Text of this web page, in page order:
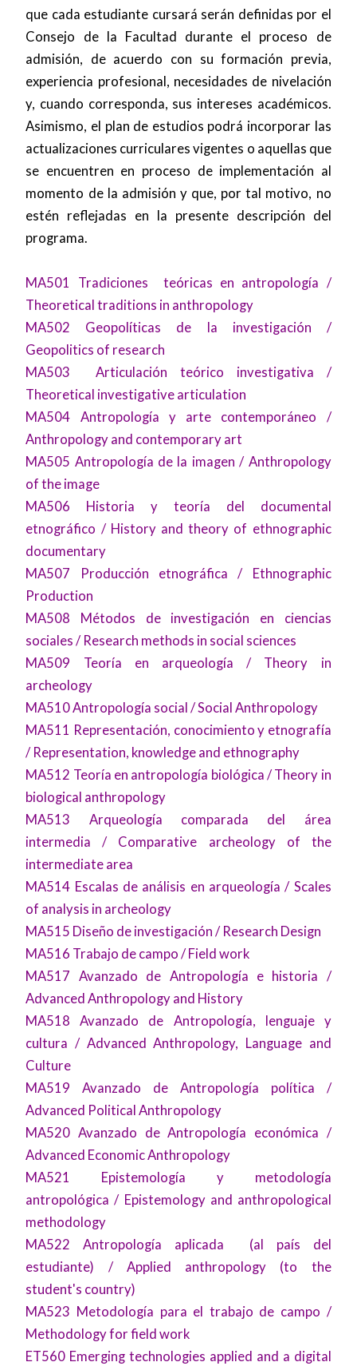
que cada estudiante cursará serán definidas por el
Consejo de la Facultad durante el proceso de
admisión, de acuerdo con su formación previa,
experiencia profesional, necesidades de nivelación
y, cuando corresponda, sus intereses académicos.
Asimismo, el plan de estudios podrá incorporar las
actualizaciones curriculares vigentes o aquellas que
se encuentren en proceso de implementación al
momento de la admisión y que, por tal motivo, no
estén reflejadas en la presente descripción del
programa.
MA501 Tradiciones teóricas en antropología /
Theoretical traditions in anthropology
MA502 Geopolíticas de la investigación /
Geopolitics of research
MA503 Articulación teórico investigativa /
Theoretical investigative articulation
MA504 Antropología y arte contemporáneo /
Anthropology and contemporary art
MA505 Antropología de la imagen / Anthropology
of the image
MA506 Historia y teoría del documental
etnográfico / History and theory of ethnographic
documentary
MA507 Producción etnográfica / Ethnographic
Production
MA508 Métodos de investigación en ciencias
sociales / Research methods in social sciences
MA509 Teoría en arqueología / Theory in
archeology
MA510 Antropología social / Social Anthropology
MA511 Representación, conocimiento y etnografía
/ Representation, knowledge and ethnography
MA512 Teoría en antropología biológica / Theory in
biological anthropology
MA513 Arqueología comparada del área
intermedia / Comparative archeology of the
intermediate area
MA514 Escalas de análisis en arqueología / Scales
of analysis in archeology
MA515 Diseño de investigación / Research Design
MA516 Trabajo de campo / Field work
MA517 Avanzado de Antropología e historia /
Advanced Anthropology and History
MA518 Avanzado de Antropología, lenguaje y
cultura / Advanced Anthropology, Language and
Culture
MA519 Avanzado de Antropología política /
Advanced Political Anthropology
MA520 Avanzado de Antropología económica /
Advanced Economic Anthropology
MA521 Epistemología y metodología
antropológica / Epistemology and anthropological
methodology
MA522 Antropología aplicada (al país del
estudiante) / Applied anthropology (to the
student's country)
MA523 Metodología para el trabajo de campo /
Methodology for field work
ET560 Emerging technologies applied and a digital